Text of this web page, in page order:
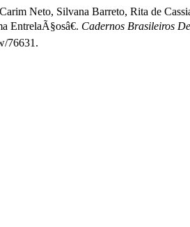
Neto, Silvana Barreto, Rita de
EntrelaÃ§osâ€. Cadernos Brasileiros
76631.